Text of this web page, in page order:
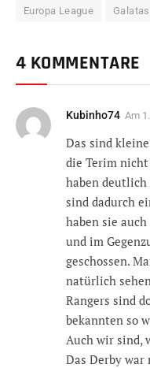
Europa League
4 KOMMENTARE
Kubinho74 Am
Das sind
die Terim
haben
sind dadurch
haben sie
und im
geschossen.
natürlich
Rangers sind
bekannten so
Auch wir sind,
Das Derby